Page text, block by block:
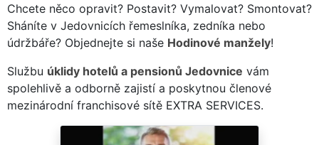
Chcete něco opravit? Postavit? Vymalovat? Smontovat?
Sháníte v Jedovnicích řemeslníka, zedníka nebo
údržbáře? Objednejte si naše Hodinové manžely!
Službu úklidy hotelů a pensionů Jedovnice vám
spolehlivě a odborně zajistí a poskytnou členové
mezinárodní franchisové sítě EXTRA SERVICES.